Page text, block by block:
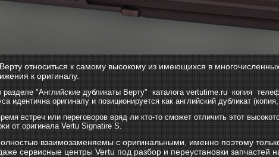
относиться к самому высокому из имеющихся в
к оригиналу.
разделе "Английские дубликаты Верту" каталога vertutime.ru копия
идентична оригиналу и позиционируется как английский дубликат
встреч или переговоров вряд ли кто-то сможет отличить этот
от оригинала Vertu Signatire S.
взаимозаменяемы с оригинальными, именно поэтому
сервисные центры Vertu под разбор и переустановки запчастей